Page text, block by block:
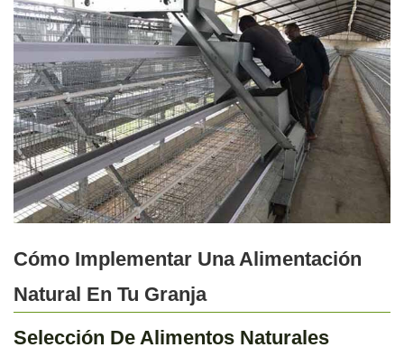
Cómo Implementar Una Alimentación
Natural En Tu Granja
Selección De Alimentos Naturales